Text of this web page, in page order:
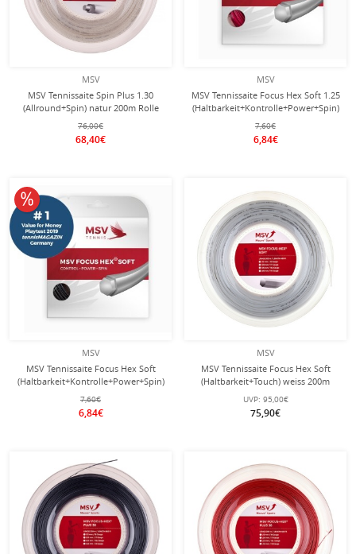
MSV
MSV Tennissaite Spin Plus 1.30
(Allround+Spin) natur 200m Rolle
76,00€
68,40€
MSV
MSV Tennissaite Focus Hex Soft 1.25
(Haltbarkeit+Kontrolle+Power+Spin)
rot 12m Set
7,60€
6,84€
MSV
MSV Tennissaite Focus Hex Soft
(Haltbarkeit+Kontrolle+Power+Spin)
schwarz 12m Set
7,60€
6,84€
10% reduziert
MSV
MSV Tennissaite Focus Hex Soft
(Haltbarkeit+Touch) weiss 200m
Rolle
UVP: 95,00€
75,90€